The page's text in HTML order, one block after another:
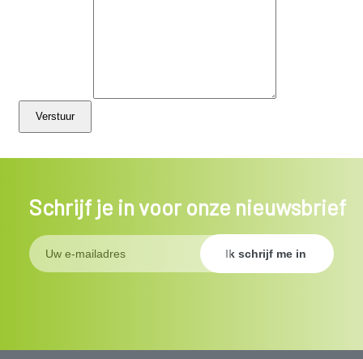
Schrijf je in voor onze nieuwsbrief